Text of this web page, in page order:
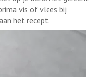
vis of vlees bij
het recept.